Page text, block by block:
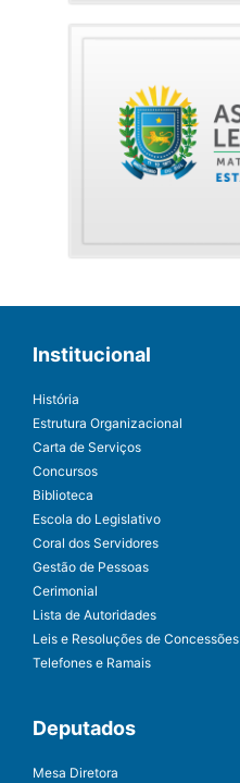
Institucional
História
Estrutura Organizacional
Carta de Serviços
Concursos
Biblioteca
Escola do Legislativo
Coral dos Servidores
Gestão de Pessoas
Cerimonial
Lista de Autoridades
Leis e Resoluções de Concessões
Telefones e Ramais
Deputados
Mesa Diretora